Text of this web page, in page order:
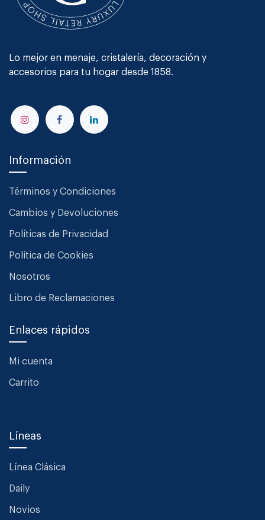
Lo mejor en menaje, cristalería, decoración y
accesorios para tu hogar desde 1858.
Información
Términos y Condiciones
Cambios y Devoluciones
Políticas de Privacidad
Política de Cookies
Nosotros
Libro de Reclamaciones
Enlaces rápidos
Mi cuenta
Carrito
Líneas
Línea Clásica
Daily
Novios